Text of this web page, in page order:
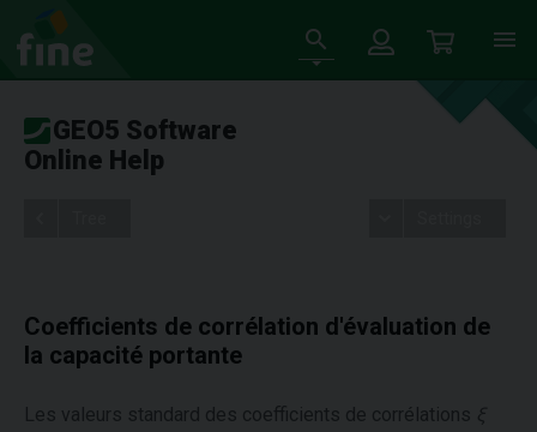
GEO5 Software
Online Help
Coefficients de corrélation d'évaluation de
la capacité portante
Les valeurs standard des coefficients de corrélations ξ